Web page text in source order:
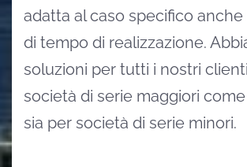
adatta al caso specifico
di tempo di realizzazione.
soluzioni per tutti i nostri
società di serie maggiori come
sia per società di serie minori.